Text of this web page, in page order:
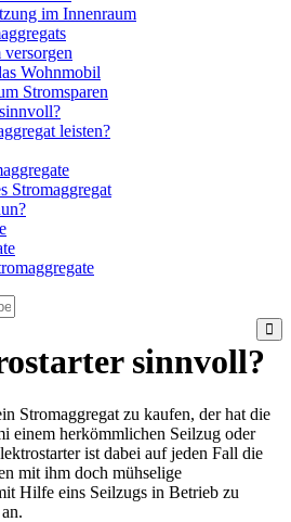
im Innenraum
Wohnmobil
Stromsparen
leisten?
Stromaggregat
sinnvoll?
Stromaggregat zu kaufen, der hat die
einem herkömmlichen Seilzug oder
ist dabei auf jeden Fall die
mit ihm doch mühselige
Hilfe eins Seilzugs in Betrieb zu